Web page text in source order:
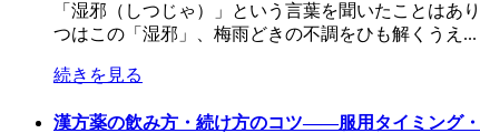
「湿邪（しつじゃ）」という言葉を聞いたことは
つはこの「湿邪」、梅雨どきの不調をひも解くうえ...
続きを見る
漢方薬の飲み方・続け方のコツ――服用タイミング